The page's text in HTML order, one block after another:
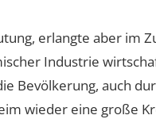
erlangte aber im
Industrie
Bevölkerung, auch
wieder eine große